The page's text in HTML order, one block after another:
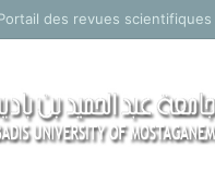
des revues scientifiques